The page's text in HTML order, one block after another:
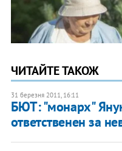
ЧИТАЙТЕ ТАКОЖ
31 березня 2011, 16:11
БЮТ: "монарх"
ответственен за